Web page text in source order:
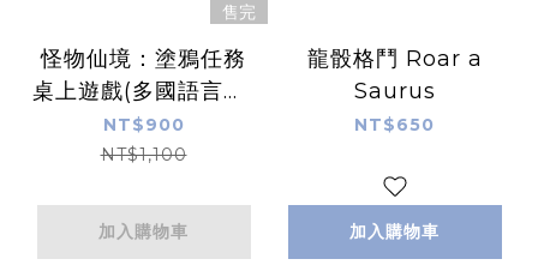
售完
怪物仙境：塗鴉任務
桌上遊戲(多國語言版)
Loony Quest
NT$900
NT$1,100
加入購物車
龍骰格鬥 Roar a
Saurus
NT$650
加入購物車